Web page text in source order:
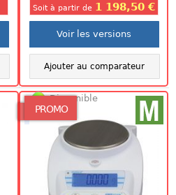
Soit à partir de 1 198,50 €
Voir les versions
Ajouter au comparateur
PROMO
Disponible